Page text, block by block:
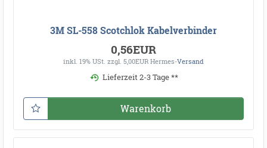
3M SL-558 Scotchlok Kabelverbinder
0,56EUR
inkl. 19% USt. zzgl. 5,00EUR Hermes-Versand
Lieferzeit 2-3 Tage **
Warenkorb